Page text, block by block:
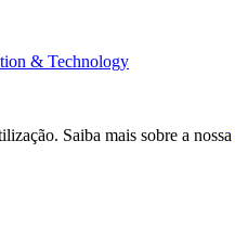
& Technology
Saiba mais sobre a nossa